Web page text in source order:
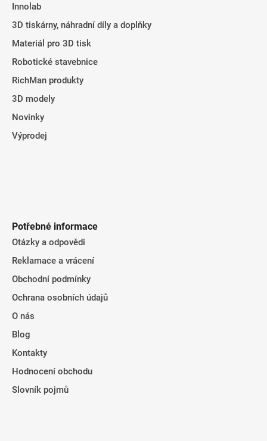
Innolab
3D tiskárny, náhradní díly a doplňky
Materiál pro 3D tisk
Robotické stavebnice
RichMan produkty
3D modely
Novinky
Výprodej
Potřebné informace
Otázky a odpovědi
Reklamace a vrácení
Obchodní podmínky
Ochrana osobních údajů
O nás
Blog
Kontakty
Hodnocení obchodu
Slovník pojmů